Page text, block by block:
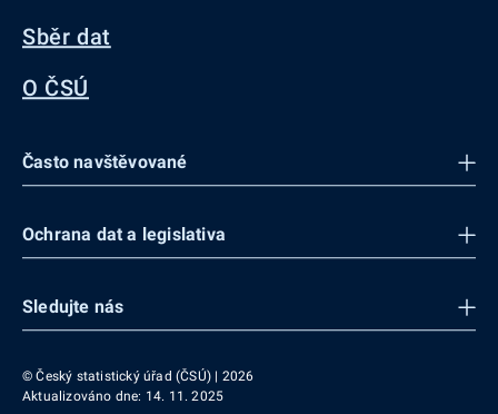
Sběr dat
O ČSÚ
Často navštěvované
Ochrana dat a legislativa
Sledujte nás
© Český statistický úřad (ČSÚ) | 2026
Aktualizováno dne: 14. 11. 2025